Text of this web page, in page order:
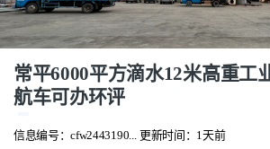
常平6000平方滴水12米高重工
航车可办环评
信息编号：cfw2443190... 更新时间：1天前